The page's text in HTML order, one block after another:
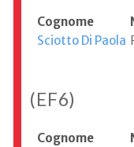
Cognome
Sciotto Di Paola
(EF6)
Cognome